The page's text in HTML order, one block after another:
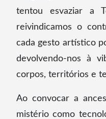
tentou esvaziar a
reivindicamos o
cada gesto artístico
devolvendo-nos à
corpos, territórios e
Ao convocar a
mistério como